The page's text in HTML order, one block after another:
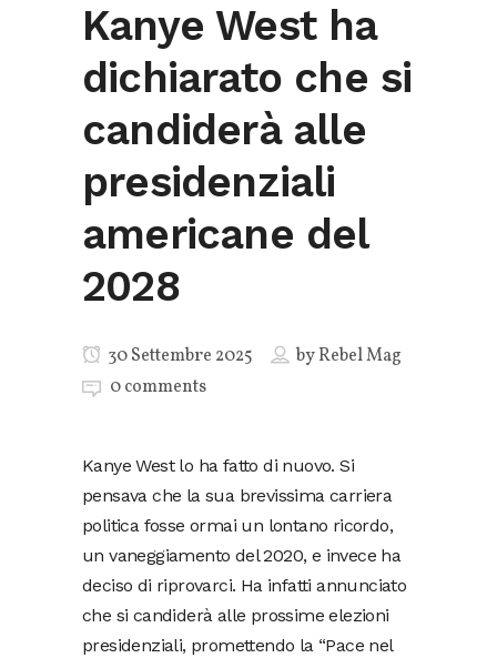
Kanye West ha
dichiarato che si
candiderà alle
presidenziali
americane del
2028
30 Settembre 2025 byRebel Mag
0 comments
Kanye West lo ha fatto di nuovo. Si
pensava che la sua brevissima carriera
politica fosse ormai un lontano ricordo,
un vaneggiamento del 2020, e invece ha
deciso di riprovarci. Ha infatti annunciato
che si candiderà alle prossime elezioni
presidenziali, promettendo la “Pace nel